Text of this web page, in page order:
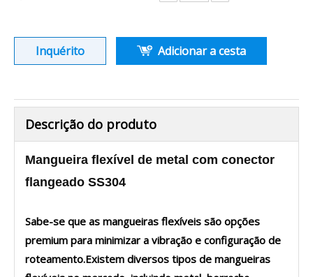
Inquérito Adicionar a cesta
Descrição do produto
Mangueira flexível de metal com conector
flangeado SS304
Sabe-se que as mangueiras flexíveis são opções
premium para minimizar a vibração e configuração de
roteamento.Existem diversos tipos de mangueiras